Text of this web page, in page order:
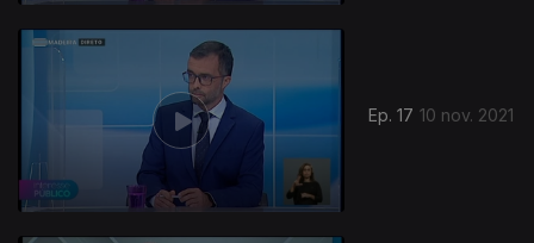
Ep. 17 10 nov. 2021